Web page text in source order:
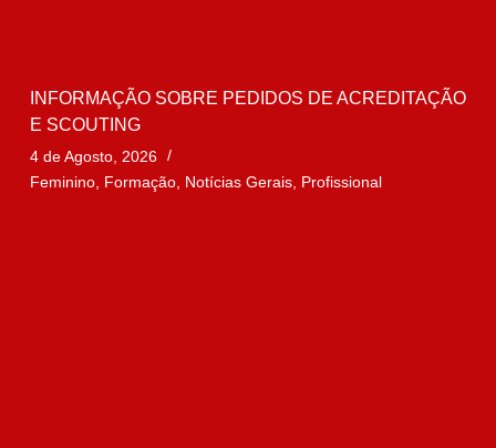
INFORMAÇÃO SOBRE PEDIDOS DE ACREDITAÇÃO
E SCOUTING
4 de Agosto, 2026
Feminino, Formação, Notícias Gerais, Profissional